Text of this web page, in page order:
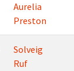
Aurelia
Preston
Solveig
Ruf